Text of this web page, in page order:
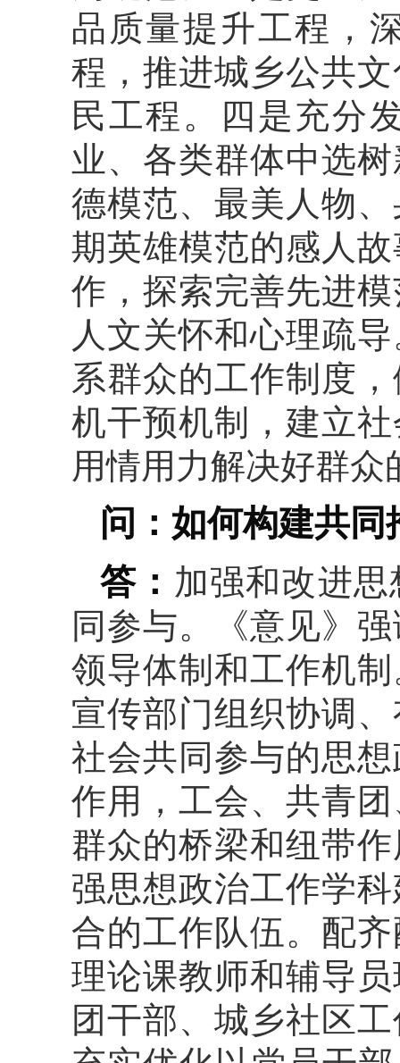
品质量提升工程，
程，推进城乡公共
民工程。四是充分
业、各类群体中选
德模范、最美人物
期英雄模范的感人
作，探索完善先进
人文关怀和心理疏
系群众的工作制度
机干预机制，建立
用情用力解决好群众
问：如何构建共
答： 加强和改进
同参与。《意见》
领导体制和工作机
宣传部门组织协调
社会共同参与的思
作用，工会、共青
群众的桥梁和纽带
强思想政治工作学
合的工作队伍。配
理论课教师和辅导
团干部、城乡社区